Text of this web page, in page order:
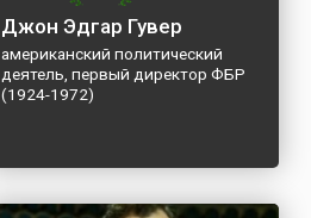
Джон Эдгар Гувер
американский политический
деятель, первый директор ФБР
(1924-1972)